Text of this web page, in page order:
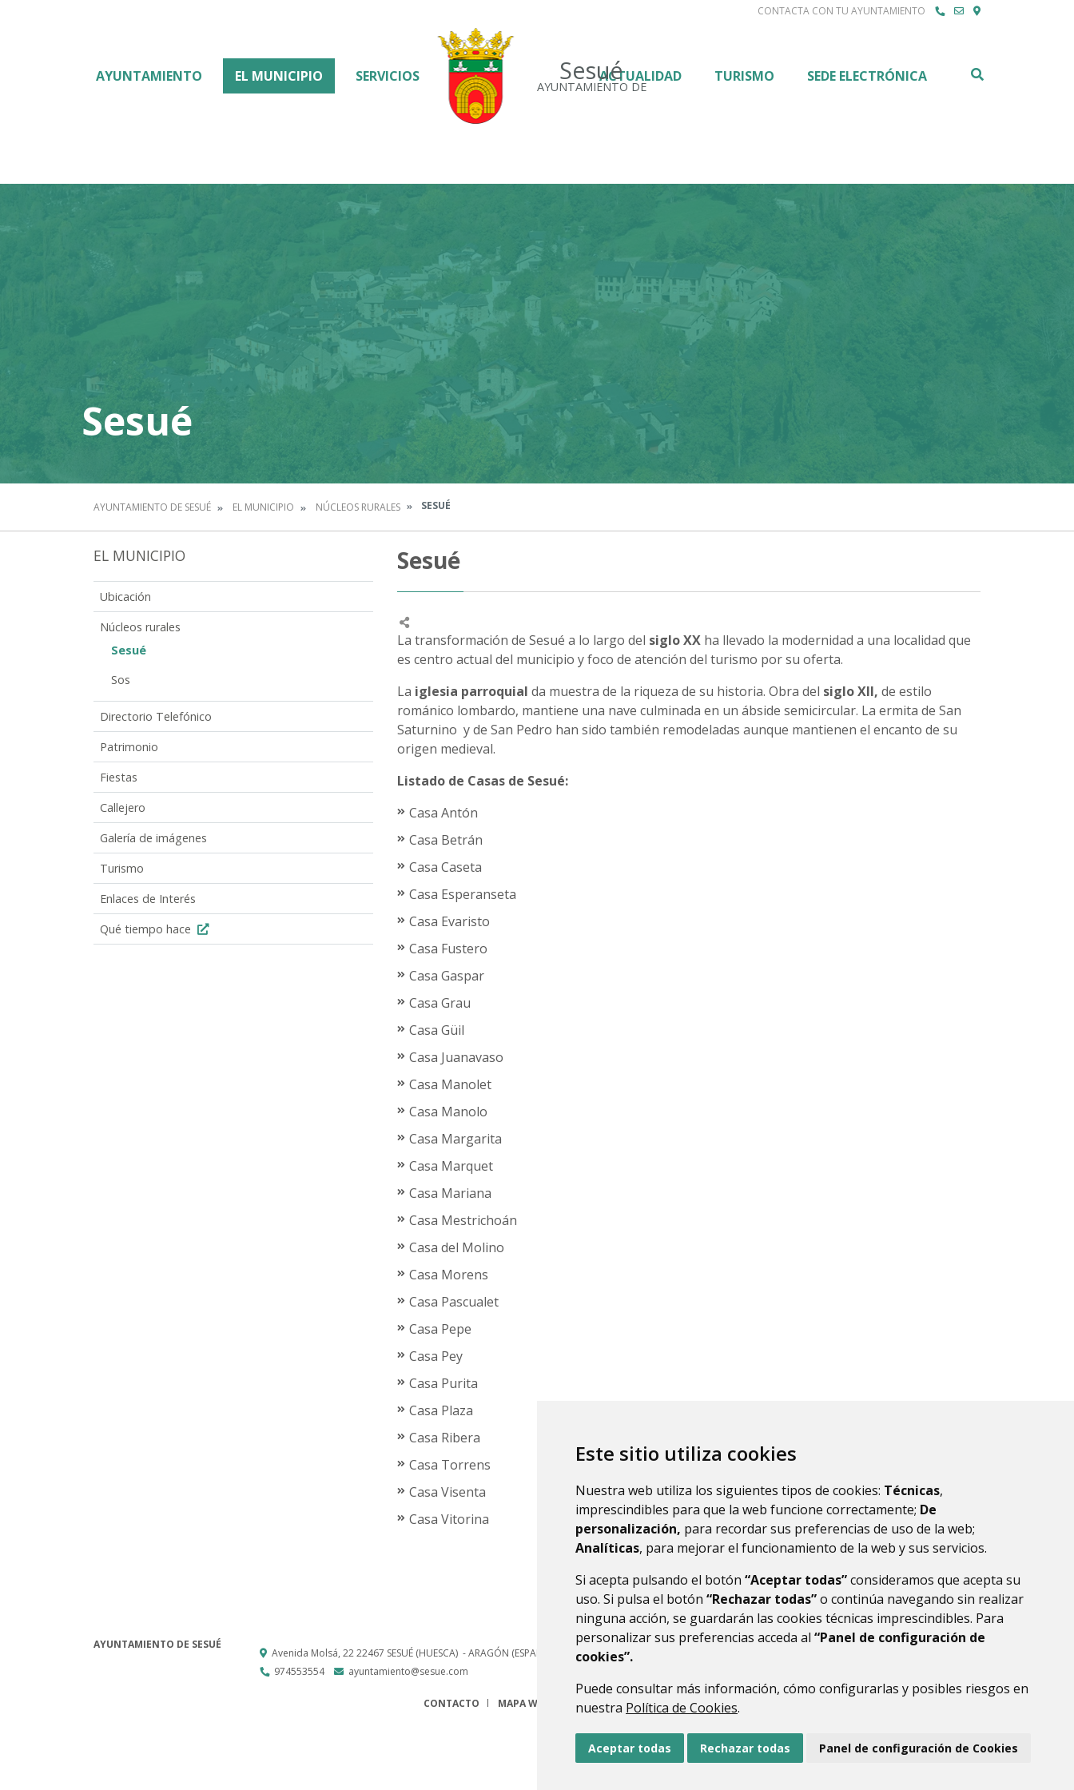
Este sitio utiliza cookies
Nuestra web utiliza los siguientes tipos de cookies: Técnicas,
imprescindibles para que la web funcione correctamente; De
personalización, para recordar sus preferencias de uso de la web;
Analíticas, para mejorar el funcionamiento de la web y sus servicios.
Si acepta pulsando el botón “Aceptar todas”consideramos que acepta su
uso. Si pulsa el botón “Rechazar todas”o continúa navegando sin realizar
ninguna acción, se guardarán las cookies técnicas imprescindibles. Para
personalizar sus preferencias acceda al “Panel de configuración de
cookies”.
Puede consultar más información, cómo configurarlas y posibles riesgos en
nuestra Política de Cookies.
Aceptar todas Rechazar todas Panel de configuración de Cookies
CONTACTA CON TU AYUNTAMIENTO
Sesué
AYUNTAMIENTO DE
AYUNTAMIENTO EL MUNICIPIO SERVICIOS ACTUALIDAD TURISMO SEDE ELECTRÓNICA
Sesué
AYUNTAMIENTO DE SESUÉ EL MUNICIPIO NÚCLEOS RURALES SESUÉ
EL MUNICIPIO
Ubicación
Núcleos rurales
Sesué
Sos
Directorio Telefónico
Patrimonio
Fiestas
Callejero
Galería de imágenes
Turismo
Enlaces de Interés
Qué tiempo hace
Sesué
La transformación de Sesué a lo largo del siglo XX ha llevado la modernidad a una localidad que
es centro actual del municipio y foco de atención del turismo por su oferta.
La iglesia parroquial da muestra de la riqueza de su historia. Obra del siglo XII, de estilo
románico lombardo, mantiene una nave culminada en un ábside semicircular. La ermita de San
Saturnino y de San Pedro han sido también remodeladas aunque mantienen el encanto de su
origen medieval.
Listado de Casas de Sesué:
Casa Antón
Casa Betrán
Casa Caseta
Casa Esperanseta
Casa Evaristo
Casa Fustero
Casa Gaspar
Casa Grau
Casa Güil
Casa Juanavaso
Casa Manolet
Casa Manolo
Casa Margarita
Casa Marquet
Casa Mariana
Casa Mestrichoán
Casa del Molino
Casa Morens
Casa Pascualet
Casa Pepe
Casa Pey
Casa Purita
Casa Plaza
Casa Ribera
Casa Torrens
Casa Visenta
Casa Vitorina
AYUNTAMIENTO DE SESUÉ
Avenida Molsá, 2222467 SESUÉ (HUESCA) - ARAGÓN (ESPAÑA)
974553554
ayuntamiento@sesue.com
CONTACTO MAPA WEB AVISO LEGAL PROTECCIÓN DE DATOS